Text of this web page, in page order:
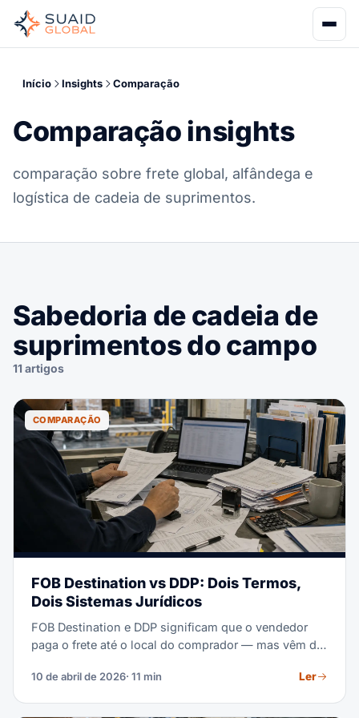
Início Insights Comparação
Comparação insights
comparação sobre frete global, alfândega e
logística de cadeia de suprimentos.
Sabedoria de cadeia de
suprimentos do campo
11 artigos
COMPARAÇÃO
FOB Destination vs DDP: Dois Termos,
Dois Sistemas Jurídicos
FOB Destination e DDP significam que o vendedor
paga o frete até o local do comprador — mas vêm de
Destination é um termo de transporte doméstico dos
Artigo 2). DDP (Delivered Duty Paid) é um termo de
10 de abril de 2026· 11 min Ler